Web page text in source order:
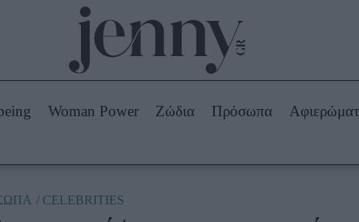
Beauty -
Ομορφιά
Skincare
Μακιγιάζ
Woman Power Ζώδια Πρόσωπα
CELEBRITIES